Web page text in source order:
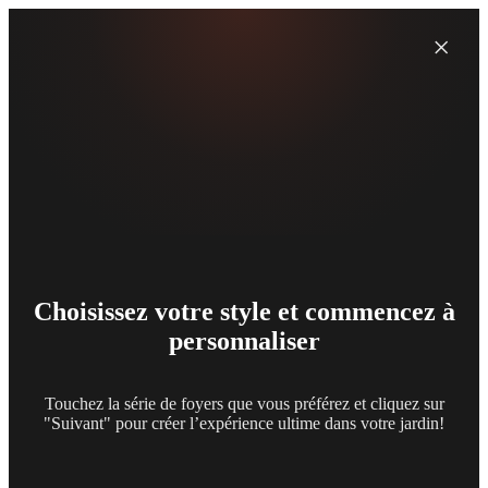
×
Choisissez votre style et commencez à
personnaliser
Touchez la série de foyers que vous préférez et cliquez sur
"Suivant" pour créer l’expérience ultime dans votre jardin!